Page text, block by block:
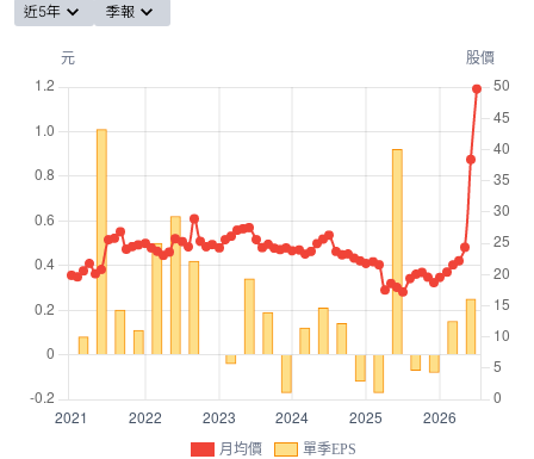
近5年 季報
月均價 單季EPS